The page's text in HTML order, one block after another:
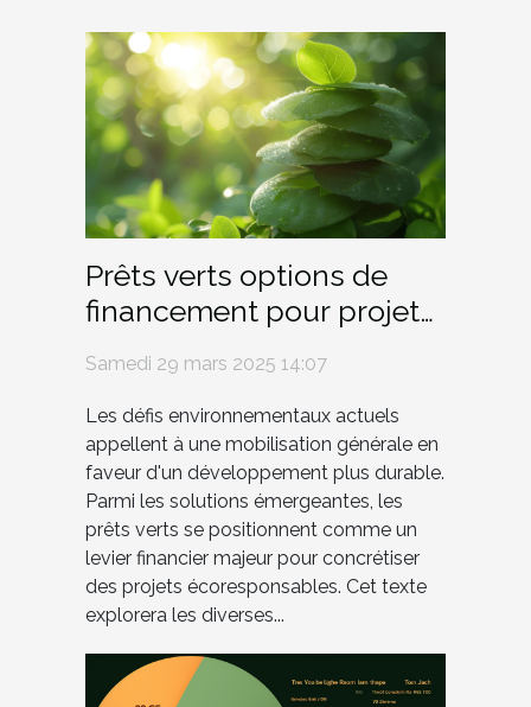
Prêts verts options de
financement pour projets
Samedi 29 mars 2025 14:07
Les défis environnementaux actuels
appellent à une mobilisation générale en
faveur d'un développement plus durable.
Parmi les solutions émergeantes, les
prêts verts se positionnent comme un
levier financier majeur pour concrétiser
des projets écoresponsables. Cet texte
explorera les diverses...